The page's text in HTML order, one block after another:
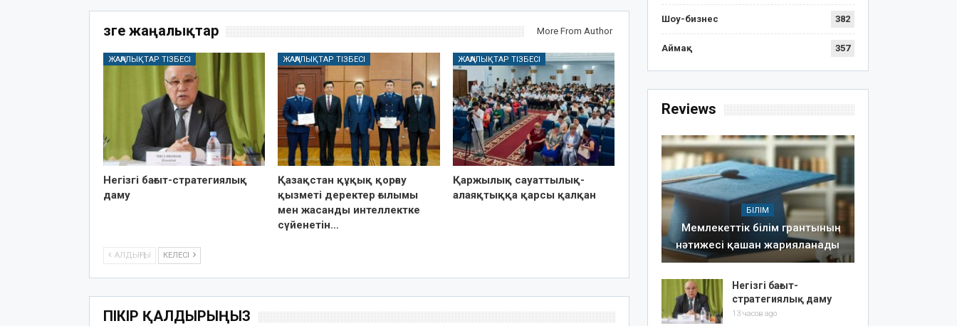
Өзге жаңалықтар More From Author
ЖАҢАЛЫҚТАР ТІЗБЕСІ
Негізгі бағыт-стратегиялық
даму
ЖАҢАЛЫҚТАР ТІЗБЕСІ
Қазақстан құқық қорғау
қызметі деректер ғылымы
мен жасанды интеллектке
сүйенетін…
ЖАҢАЛЫҚТАР ТІЗБЕСІ
Қаржылық сауаттылық-
алаяқтыққа қарсы қалқан
АЛДЫҢҒЫ КЕЛЕСІ
ПІКІР ҚАЛДЫРЫҢЫЗ
Шоу-бизнес 382
Аймақ 357
Reviews
БІЛІМ
Мемлекеттік білім грантының
нәтижесі қашан жарияланады
Негізгі бағыт-
стратегиялық даму
13 часов ago